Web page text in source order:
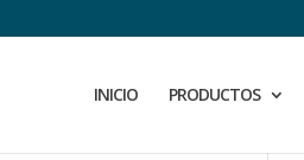
INICIO PRODUCTOS